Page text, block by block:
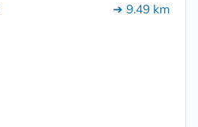
➔ 9.49 km